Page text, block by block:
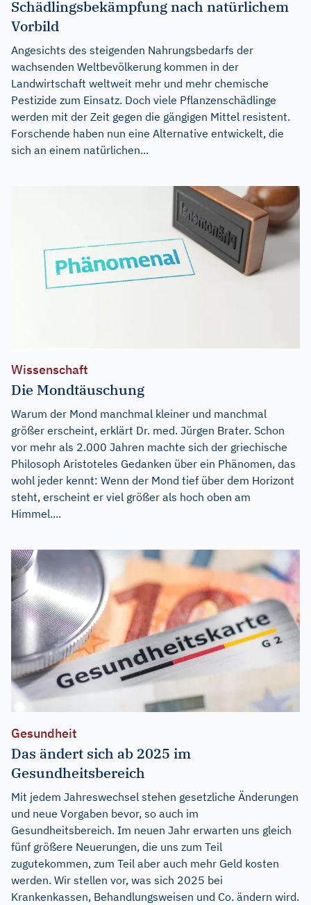
Schädlingsbekämpfung nach natürlichem
Vorbild
Angesichts des steigenden Nahrungsbedarfs der
wachsenden Weltbevölkerung kommen in der
Landwirtschaft weltweit mehr und mehr chemische
Pestizide zum Einsatz. Doch viele Pflanzenschädlinge
werden mit der Zeit gegen die gängigen Mittel resistent.
Forschende haben nun eine Alternative entwickelt, die
sich an einem natürlichen...
Wissenschaft
Die Mondtäuschung
Warum der Mond manchmal kleiner und manchmal
größer erscheint, erklärt Dr. med. Jürgen Brater. Schon
vor mehr als 2.000 Jahren machte sich der griechische
Philosoph Aristoteles Gedanken über ein Phänomen, das
wohl jeder kennt: Wenn der Mond tief über dem Horizont
steht, erscheint er viel größer als hoch oben am
Himmel....
Gesundheit
Das ändert sich ab 2025 im
Gesundheitsbereich
Mit jedem Jahreswechsel stehen gesetzliche Änderungen
und neue Vorgaben bevor, so auch im
Gesundheitsbereich. Im neuen Jahr erwarten uns gleich
fünf größere Neuerungen, die uns zum Teil
zugutekommen, zum Teil aber auch mehr Geld kosten
werden. Wir stellen vor, was sich 2025 bei
Krankenkassen, Behandlungsweisen und Co. ändern wird.